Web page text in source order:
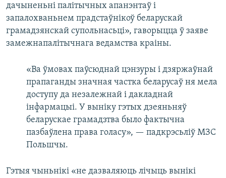
дачыненьні палітычных апанэнтаў і
запалохваньнем прадстаўнікоў беларускай
грамадзянскай супольнасьці», гаворыцца ў заяве
замежнапалітычнага ведамства краіны.
«Ва ўмовах паўсюднай цэнзуры і дзяржаўнай
прапаганды значная частка беларусаў ня мела
доступу да незалежнай і дакладнай
інфармацыі. У выніку гэтых дзеяньняў
беларускае грамадзтва было фактычна
пазбаўлена права голасу», — падкрэсьліў МЗС
Польшчы.
Гэтыя чыньнікі «не дазваляюць лічыць вынікі